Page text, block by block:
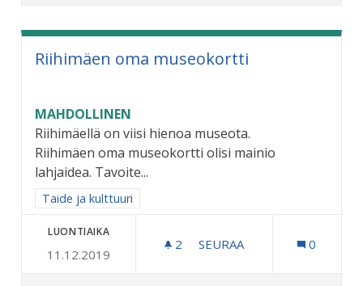
Riihimäen oma museokortti
MAHDOLLINEN
Riihimäellä on viisi hienoa museota.
Riihimäen oma museokortti olisi mainio
lahjaidea. Tavoite...
Rajaa tulokset aihepiirin mukaan: Taide ja kulttuuri
Taide ja kulttuuri
LUONTIAIKA
11.12.2019
2 2 SEURAAJAA
SEURAA 0